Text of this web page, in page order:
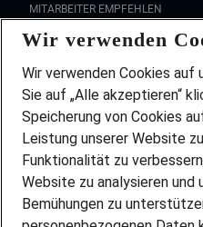
MITARBEITER EMPFEHLEN
FAQ
Wir stellen ein!
DEINE BERUFSGRUPPE
DEINE LEBENSSITUATION
PARTNERSHIP WITH AIRBUS
INITIATIV BEWERBEN
ÜBER UNS
Wir verwenden
Wir verwenden Cookies auf
Sie auf „Alle akzeptieren“
Speicherung von Cookies
Leistung unserer Website
Funktionalität zu
Website zu analysieren und
Bemühungen zu